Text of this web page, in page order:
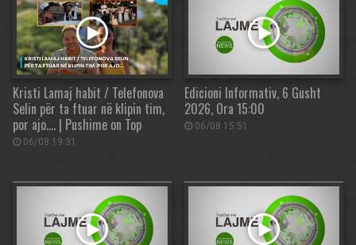
Kristi Lamaj habit / Telefonova
Selin për ta ftuar në klipin tim,
por ajo…. | Pushime on Top
06/08 19:31
Edicioni Informativ, 6 Gusht
2026, Ora 15:00
06/08 15:51